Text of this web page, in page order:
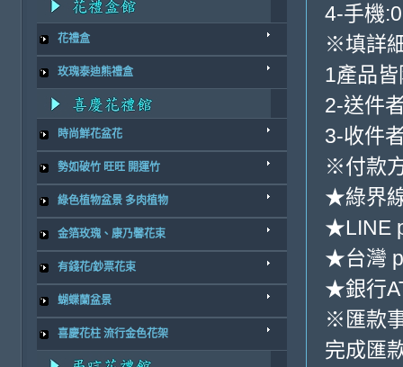
花禮盒
玫瑰泰迪熊禮盒
時尚鮮花盆花
勢如破竹 旺旺 開運竹
綠色植物盆景 多肉植物
金箔玫瑰、康乃馨花束
有錢花/鈔票花束
蝴蝶蘭盆景
喜慶花柱 流行金色花架
4-手機
※填詳
1產品
2-送件
3-收件
※付款
★綠界
★LINE
★台灣
★銀行
※匯款
完成匯